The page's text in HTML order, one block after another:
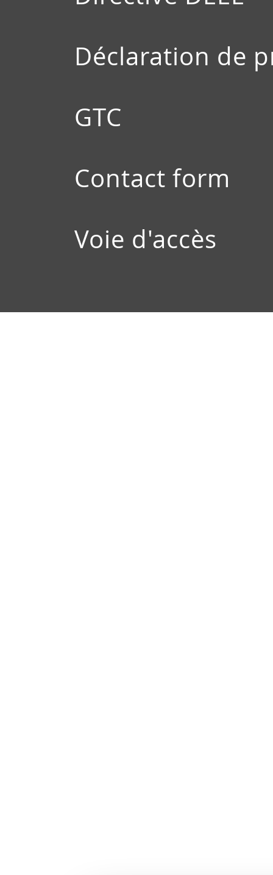
Déclaration de
GTC
Contact form
Voie d'accès